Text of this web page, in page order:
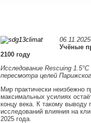
06.11.2025
Учёные
2100 году
Исследование Rescuing
пересмотра целей
Мир практически неизбежно
максимальных усилиях
концу века. К такому выводу
исследований влияния на
2025 года.